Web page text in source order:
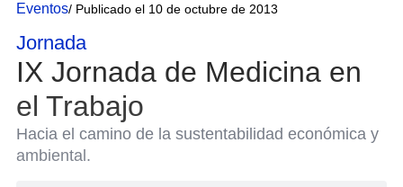
Eventos/ Publicado el 10 de octubre de 2013
Jornada
IX Jornada de Medicina en
el Trabajo
Hacia el camino de la sustentabilidad económica y
ambiental.